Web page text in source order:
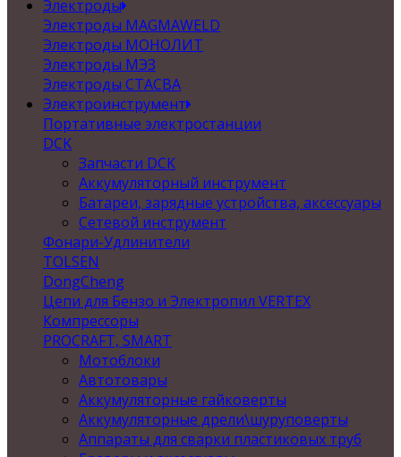
Электроды
Электроды MAGMAWELD
Электроды МОНОЛИТ
Электроды МЭЗ
Электроды СТАСВА
Электроинструмент
Портативные электростанции
DCK
Запчасти DCK
Аккумуляторный инструмент
Батареи, зарядные устройства, аксессуары
Сетевой инструмент
Фонари-Удлинители
TOLSEN
DongCheng
Цепи для Бензо и Электропил VERTEX
Компрессоры
PROCRAFT, SMART
Мотоблоки
Автотовары
Аккумуляторные гайковерты
Аккумуляторные дрели\шуруповерты
Аппараты для сварки пластиковых труб